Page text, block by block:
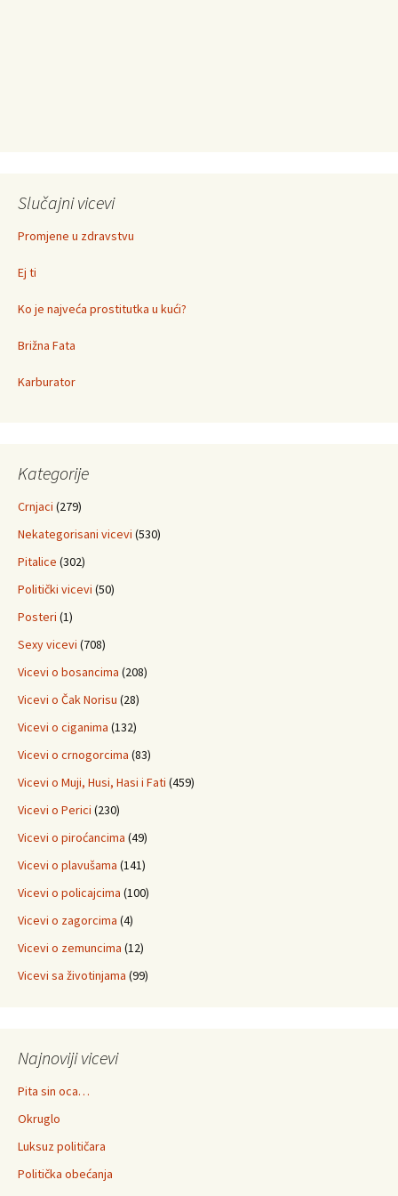
Slučajni vicevi
Promjene u zdravstvu
Ej ti
Ko je najveća prostitutka u kući?
Brižna Fata
Karburator
Kategorije
Crnjaci (279)
Nekategorisani vicevi (530)
Pitalice (302)
Politički vicevi (50)
Posteri (1)
Sexy vicevi (708)
Vicevi o bosancima (208)
Vicevi o Čak Norisu (28)
Vicevi o ciganima (132)
Vicevi o crnogorcima (83)
Vicevi o Muji, Husi, Hasi i Fati (459)
Vicevi o Perici (230)
Vicevi o piroćancima (49)
Vicevi o plavušama (141)
Vicevi o policajcima (100)
Vicevi o zagorcima (4)
Vicevi o zemuncima (12)
Vicevi sa životinjama (99)
Najnoviji vicevi
Pita sin oca…
Okruglo
Luksuz političara
Politička obećanja